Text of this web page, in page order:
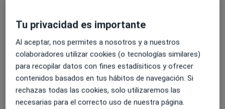
Dentista, Dentista infantil ·Ver más
79 opiniones
Avenida de Menéndez Pelayo 38, 1º i, Madrid •Mapa
Clínica Dental Dr. Carrascosa
Primera visita Odontología
Servicio gratuito
Tu privacidad es importante
Al aceptar, nos permites a nosotros y a nuestros
colaboradores utilizar cookies (o tecnologías similares)
para recopilar datos con fines estadísiticos y ofrecer
contenidos basados en tus hábitos de navegación. Si
rechazas todas las cookies, solo utilizaremos las
necesarias para el correcto uso de nuestra página.